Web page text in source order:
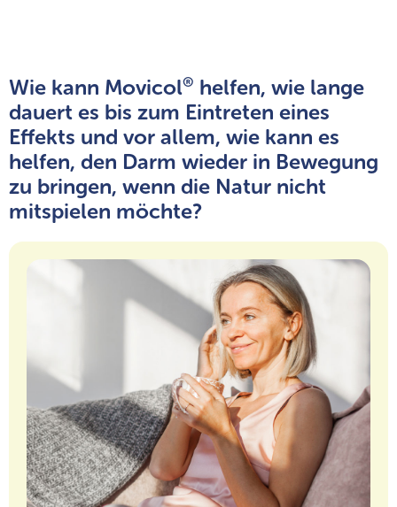
Wie kann Movicol® helfen, wie lange
dauert es bis zum Eintreten eines
Effekts und vor allem, wie kann es
helfen, den Darm wieder in Bewegung
zu bringen, wenn die Natur nicht
mitspielen möchte?